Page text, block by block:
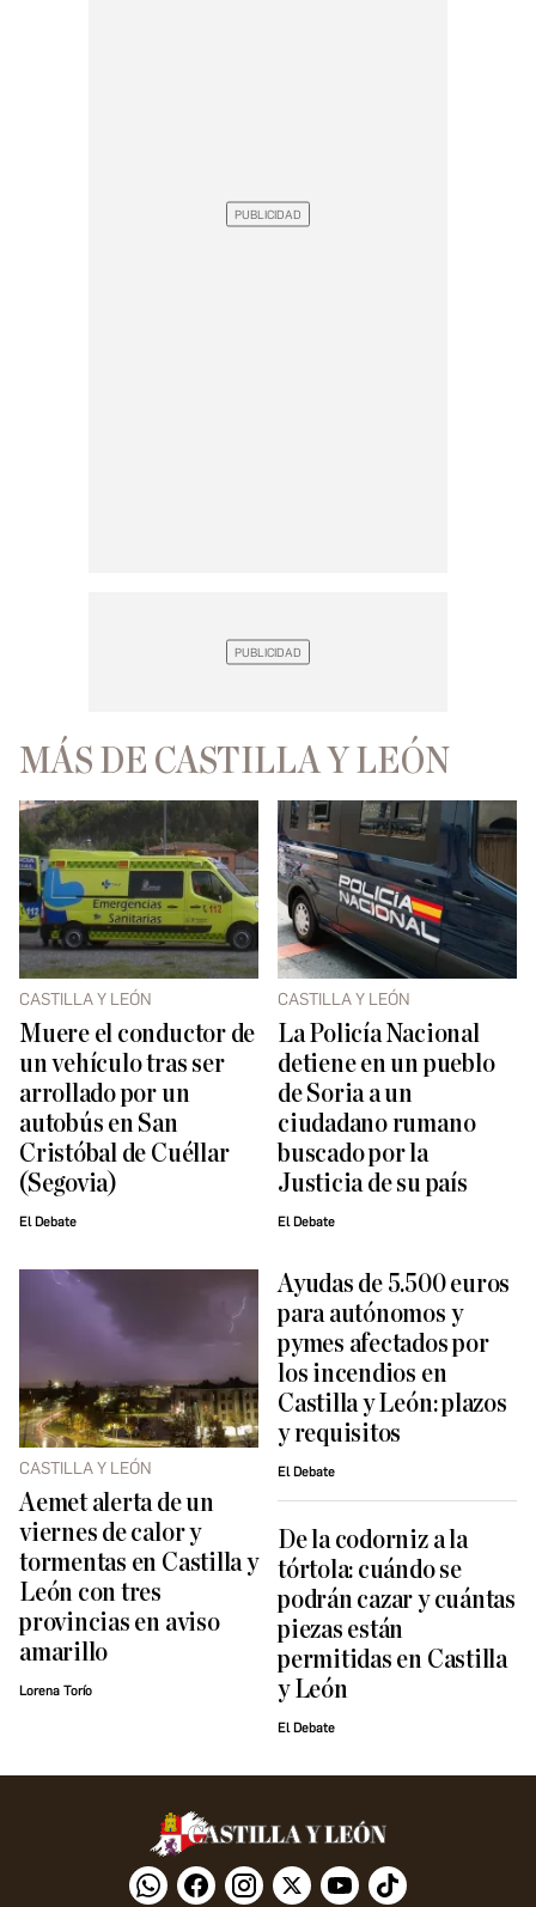
MÁS DE CASTILLA Y LEÓN
CASTILLA Y LEÓN
Muere el conductor de
un vehículo tras ser
arrollado por un
autobús en San
Cristóbal de Cuéllar
(Segovia)
El Debate
CASTILLA Y LEÓN
La Policía Nacional
detiene en un pueblo
de Soria a un
ciudadano rumano
buscado por la
Justicia de su país
El Debate
CASTILLA Y LEÓN
Aemet alerta de un
viernes de calor y
tormentas en Castilla y
León con tres
provincias en aviso
amarillo
Lorena Torío
Ayudas de 5.500 euros
para autónomos y
pymes afectados por
los incendios en
Castilla y León: plazos
y requisitos
El Debate
De la codorniz a la
tórtola: cuándo se
podrán cazar y cuántas
piezas están
permitidas en Castilla
y León
El Debate